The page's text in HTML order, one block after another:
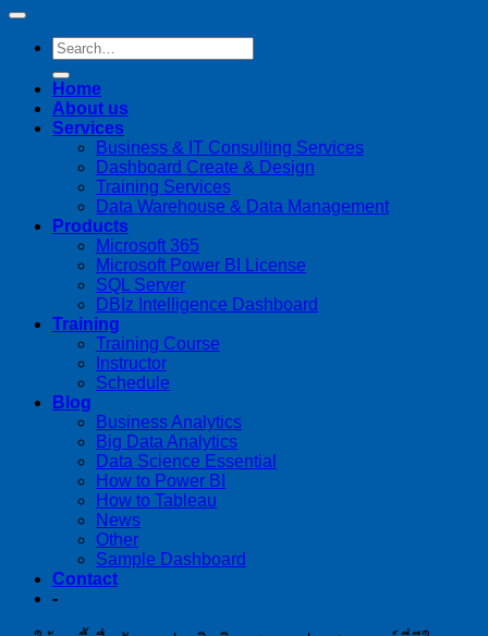
Home
About us
Services
Business & IT Consulting Services
Dashboard Create & Design
Training Services
Data Warehouse & Data Management
Products
Microsoft 365
Microsoft Power BI License
SQL Server
DBIz Intelligence Dashboard
Training
Training Course
Instructor
Schedule
Blog
Business Analytics
Big Data Analytics
Data Science Essential
How to Power BI
How to Tableau
News
Other
Sample Dashboard
Contact
-